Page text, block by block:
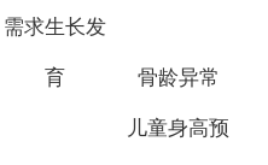
需求生长发
育 骨龄异常
儿童身高预